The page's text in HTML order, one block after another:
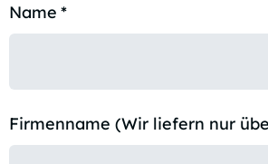
Name *
Firmenname (Wir liefern nur